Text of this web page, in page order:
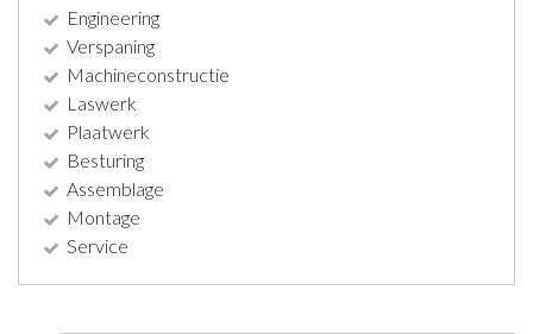
Engineering
Verspaning
Machineconstructie
Laswerk
Plaatwerk
Besturing
Assemblage
Montage
Service